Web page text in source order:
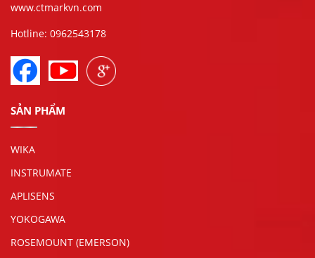
www.ctmarkvn.com
Hotline: 0962543178
SẢN PHẨM
WIKA
INSTRUMATE
APLISENS
YOKOGAWA
ROSEMOUNT (EMERSON)